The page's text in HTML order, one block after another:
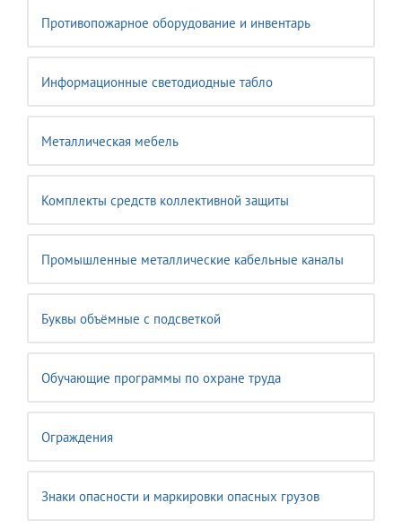
Противопожарное оборудование и инвентарь
Информационные светодиодные табло
Металлическая мебель
Комплекты средств коллективной защиты
Промышленные металлические кабельные каналы
Буквы объёмные с подсветкой
Обучающие программы по охране труда
Ограждения
Знаки опасности и маркировки опасных грузов